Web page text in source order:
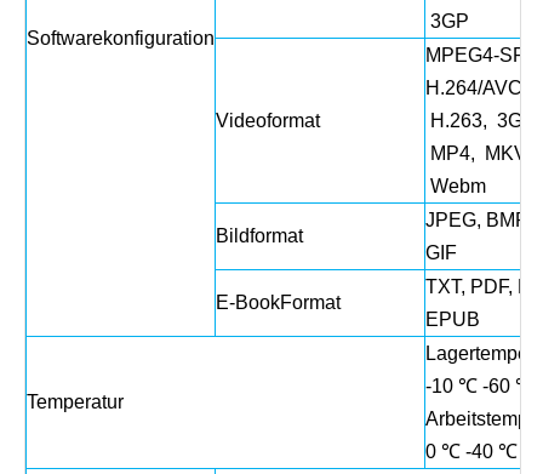
Softwarekonfiguration
3GP
Videoformat
MPEG4-SP,
H.264/AVC,
H.263,
MP4, MKV,
Webm
Bildformat
JPEG, BMP,
GIF
E-BookFormat
TXT, PDF,
EPUB
Temperatur
-10 ℃ -60 ℃
0 ℃ -40 ℃